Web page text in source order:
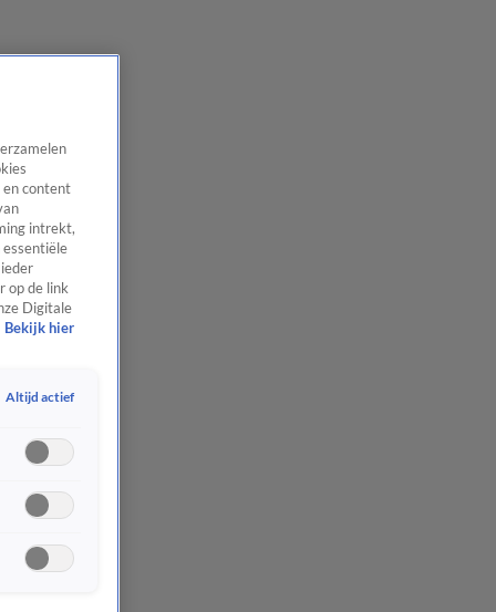
en content
intrekt,
op de link
Digitale
Bekijk hier
Altijd actief